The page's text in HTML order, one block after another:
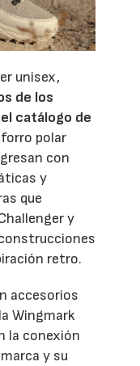
unisex,
de los
catálogo de
polar
con
y
que
y
retro.
accesorios
Wingmark
la conexión
y su